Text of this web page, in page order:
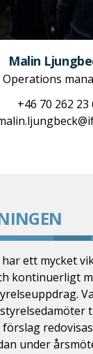
Malin
Operations
+46 70 262 23
ett mycket
kontinuerligt
under